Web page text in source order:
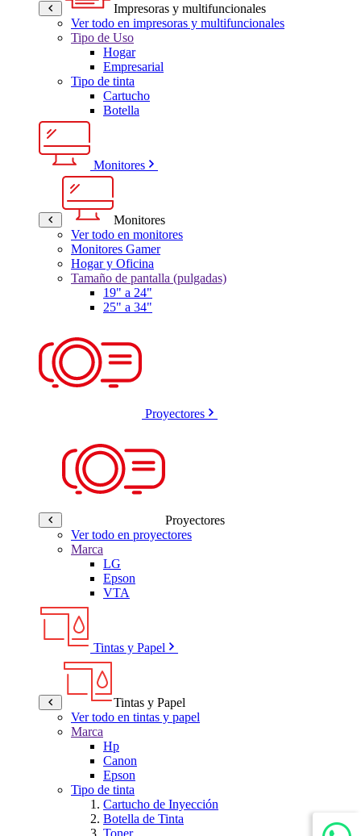
Impresoras y multifuncionales
Ver todo en impresoras y multifuncionales
Tipo de Uso
Hogar
Empresarial
Tipo de tinta
Cartucho
Botella
Monitores
Monitores
Ver todo en monitores
Monitores Gamer
Hogar y Oficina
Tamaño de pantalla (pulgadas)
19" a 24"
25" a 34"
Proyectores
Proyectores
Ver todo en proyectores
Marca
LG
Epson
VTA
Tintas y Papel
Tintas y Papel
Ver todo en tintas y papel
Marca
Hp
Canon
Epson
Tipo de tinta
Cartucho de Inyección
Botella de Tinta
Toner